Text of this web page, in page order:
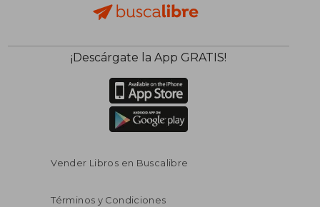
¡Descárgate la App GRATIS!
Vender Libros en Buscalibre
Términos y Condiciones